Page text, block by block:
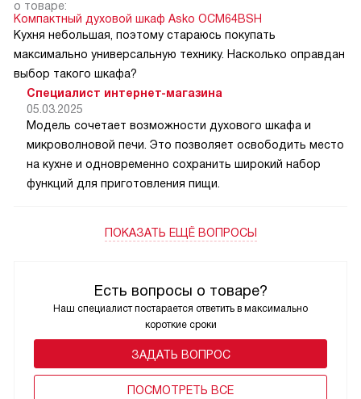
Есть вопросы о товаре?
Наш специалист постарается ответить в максимально
короткие сроки
ЗАДАТЬ ВОПРОС
ПОCМОТРЕТЬ ВСЕ
о товаре:
Компактный духовой шкаф Asko OCM64BSH
Кухня небольшая, поэтому стараюсь покупать
максимально универсальную технику. Насколько оправдан
выбор такого шкафа?
Специалист интернет-магазина
05.03.2025
Модель сочетает возможности духового шкафа и
микроволновой печи. Это позволяет освободить место
на кухне и одновременно сохранить широкий набор
функций для приготовления пищи.
ПОКАЗАТЬ ЕЩЁ ВОПРОСЫ